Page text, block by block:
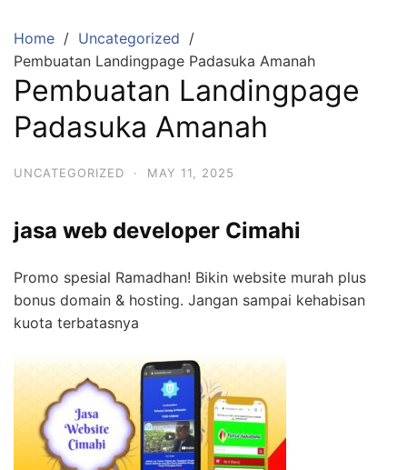
content
Home
Uncategorized
Pembuatan Landingpage Padasuka Amanah
Pembuatan Landingpage
Padasuka Amanah
UNCATEGORIZED · MAY 11, 2025
jasa web developer Cimahi
Promo spesial Ramadhan! Bikin website murah plus
bonus domain & hosting. Jangan sampai kehabisan
kuota terbatasnya